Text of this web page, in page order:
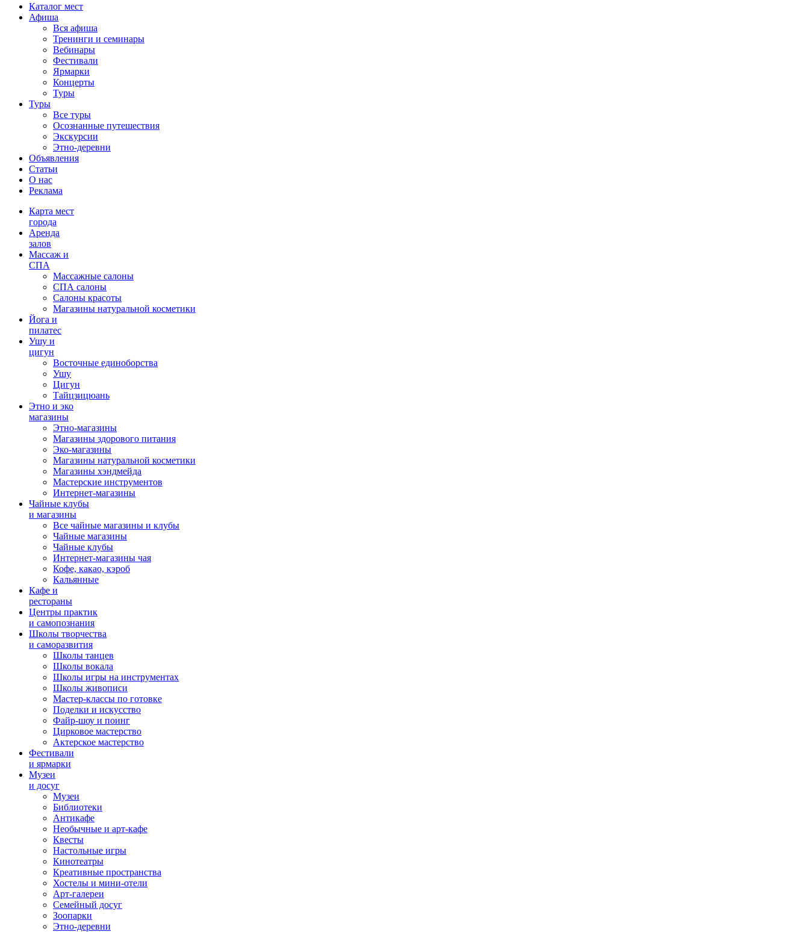
Каталог мест
Афиша
Вся афиша
Тренинги и семинары
Вебинары
Фестивали
Ярмарки
Концерты
Туры
Туры
Все туры
Осознанные путешествия
Экскурсии
Этно-деревни
Объявления
Статьи
О нас
Реклама
Карта мест
города
Аренда
залов
Массаж и
СПА
Массажные салоны
СПА салоны
Салоны красоты
Магазины натуральной косметики
Йога и
пилатес
Ушу и
цигун
Восточные единоборства
Ушу
Цигун
Тайцзицюань
Этно и эко
магазины
Этно-магазины
Магазины здорового питания
Эко-магазины
Магазины натуральной косметики
Магазины хэндмейда
Мастерские инструментов
Интернет-магазины
Чайные клубы
и магазины
Все чайные магазины и клубы
Чайные магазины
Чайные клубы
Интернет-магазины чая
Кофе, какао, кэроб
Кальянные
Кафе и
рестораны
Центры практик
и самопознания
Школы творчества
и саморазвития
Школы танцев
Школы вокала
Школы игры на инструментах
Школы живописи
Мастер-классы по готовке
Поделки и искусство
Файр-шоу и поинг
Цирковое мастерство
Актерское мастерство
Фестивали
и ярмарки
Музеи
и досуг
Музеи
Библиотеки
Антикафе
Необычные и арт-кафе
Квесты
Настольные игры
Кинотеатры
Креативные пространства
Хостелы и мини-отели
Арт-галереи
Семейный досуг
Зоопарки
Этно-деревни